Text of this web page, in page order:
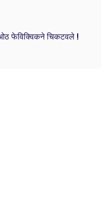
ओठ फेविक्विकने चिकटवले !